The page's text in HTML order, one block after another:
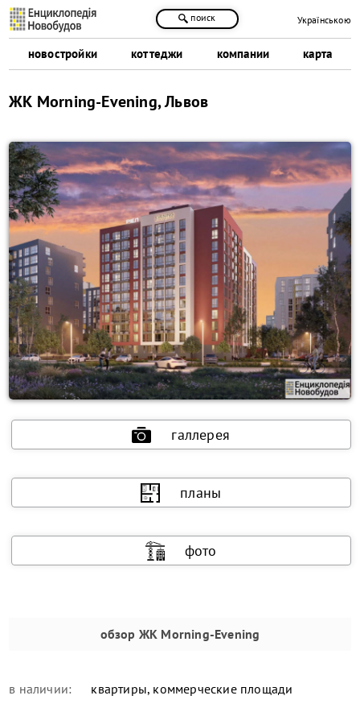
новостройки коттеджи компании карта
поиск Українською
ЖК Morning-Evening, Львов
галлерея
планы
фото
обзор ЖК Morning-Evening
в наличии: квартиры, коммерческие площади